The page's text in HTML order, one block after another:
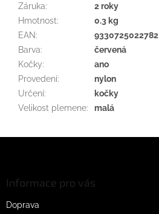
Záruka:
2 roky
Hmotnost:
0.3 kg
EAN:
9330725022782
Barva:
červená
Kočky:
ano
Provedení:
nylon
Určení:
kočky
Velikost plemene: malá
Informace pro vás
Doprava